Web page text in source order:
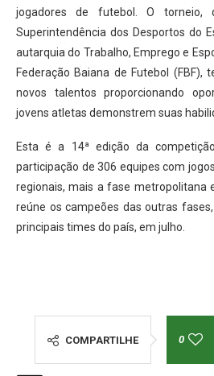
jogadores de futebol. O torneio,
Superintendência dos Desportos do
autarquia do Trabalho, Emprego e
Federação Baiana de Futebol
novos talentos proporcionando
jovens atletas demonstrem suas
Esta é a 14ª edição da
participação de 306 equipes com
regionais, mais a fase metropolitana
reúne os campeões das outras
principais times do país, em julho.
COMPARTILHE 0